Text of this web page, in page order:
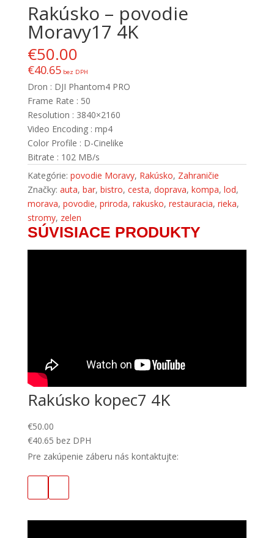
Rakúsko – povodie
Moravy17 4K
€50.00
€40.65bez DPH
Dron : DJI Phantom4 PRO
Frame Rate : 50
Resolution : 3840×2160
Video Encoding : mp4
Color Profile : D-Cinelike
Bitrate : 102 MB/s
Kategórie: povodie Moravy, Rakúsko, Zahraničie
Značky: auta, bar, bistro, cesta, doprava, kompa, lod,
morava, povodie, priroda, rakusko, restauracia, rieka,
stromy, zelen
SÚVISIACE PRODUKTY
Rakúsko kopec7 4K
€50.00
€40.65 bez DPH
Pre zakúpenie záberu nás kontaktujte: